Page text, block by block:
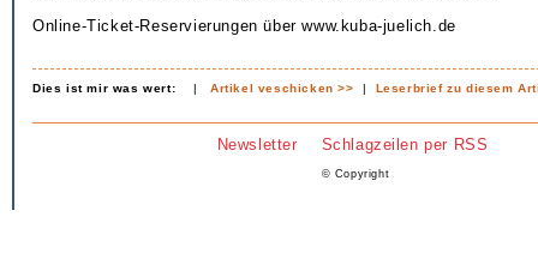
Online-Ticket-Reservierungen über www.kuba-juelich.de
Dies ist mir was wert: |Artikel veschicken >> | Leserbrief zu diesem
Newsletter Schlagzeilen per RSS
© Copyright